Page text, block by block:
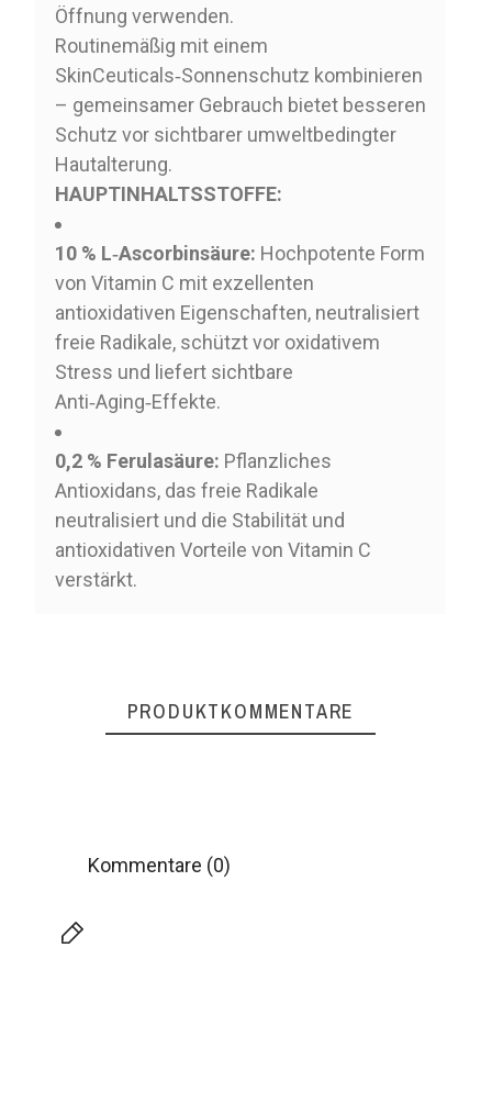
Öffnung verwenden.
Routinemäßig mit einem
SkinCeuticals‑Sonnenschutz kombinieren
– gemeinsamer Gebrauch bietet besseren
Schutz vor sichtbarer umweltbedingter
Hautalterung.
HAUPTINHALTSSTOFFE:
10 % L‑Ascorbinsäure: Hochpotente Form
von Vitamin C mit exzellenten
antioxidativen Eigenschaften, neutralisiert
freie Radikale, schützt vor oxidativem
Stress und liefert sichtbare
Anti‑Aging‑Effekte.
0,2 % Ferulasäure: Pflanzliches
Antioxidans, das freie Radikale
neutralisiert und die Stabilität und
antioxidativen Vorteile von Vitamin C
verstärkt.
PRODUKTKOMMENTARE
Kommentare (0)